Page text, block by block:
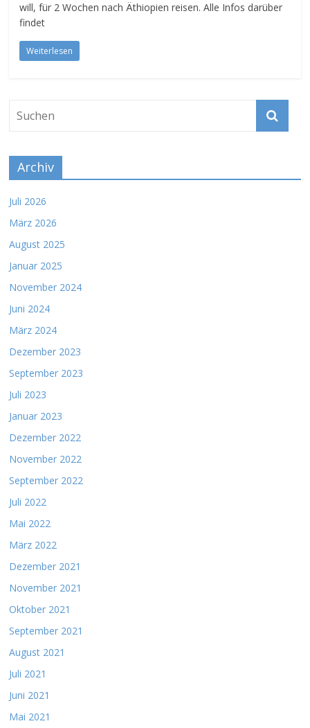
will, für 2 Wochen nach Äthiopien reisen. Alle Infos darüber
findet
Weiterlesen
Archiv
Juli 2026
März 2026
August 2025
Januar 2025
November 2024
Juni 2024
März 2024
Dezember 2023
September 2023
Juli 2023
Januar 2023
Dezember 2022
November 2022
September 2022
Juli 2022
Mai 2022
März 2022
Dezember 2021
November 2021
Oktober 2021
September 2021
August 2021
Juli 2021
Juni 2021
Mai 2021